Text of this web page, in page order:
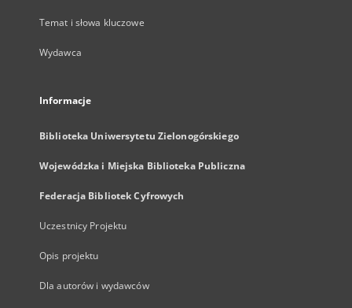
Temat i słowa kluczowe
Wydawca
Informacje
Biblioteka Uniwersytetu Zielonogórskiego
Wojewódzka i Miejska Biblioteka Publiczna
Federacja Bibliotek Cyfrowych
Uczestnicy Projektu
Opis projektu
Dla autorów i wydawców